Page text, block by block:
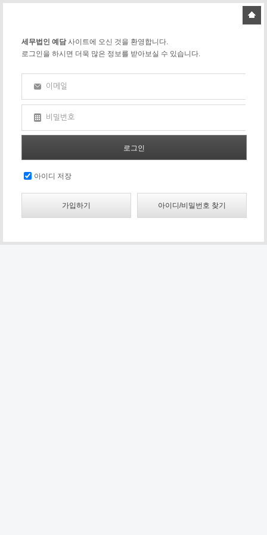
세무법인 예담사이트에 오신 것을 환영합니다.
로그인을 하시면 더욱 많은 정보를 받아보실 수 있습니다.
이메일
비밀번호
아이디 저장
가입하기 아이디/비밀번호 찾기